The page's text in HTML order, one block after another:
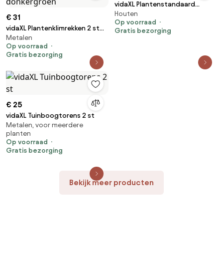
€ 31
vidaXL Plantenklimrekken 2 st
35x35x195 cm ijzer donkergroen
Metalen
Op voorraad
Gratis bezorging
vidaXL Plantenstandaard
76x37x89 cm vurenhout
Houten
Op voorraad
Gratis bezorging
€ 25
vidaXL Tuinboogtorens 2 st
Metalen, voor meerdere
planten
Op voorraad
Gratis bezorging
Bekijk meer producten